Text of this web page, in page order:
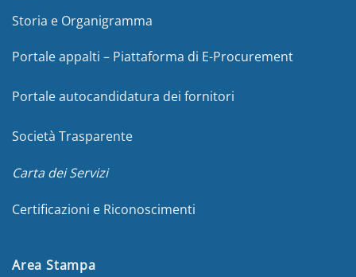
Storia e Organigramma
Portale appalti – Piattaforma di E-Procurement
Portale autocandidatura dei fornitori
Società Trasparente
Carta dei Servizi
Certificazioni e Riconoscimenti
Area Stampa